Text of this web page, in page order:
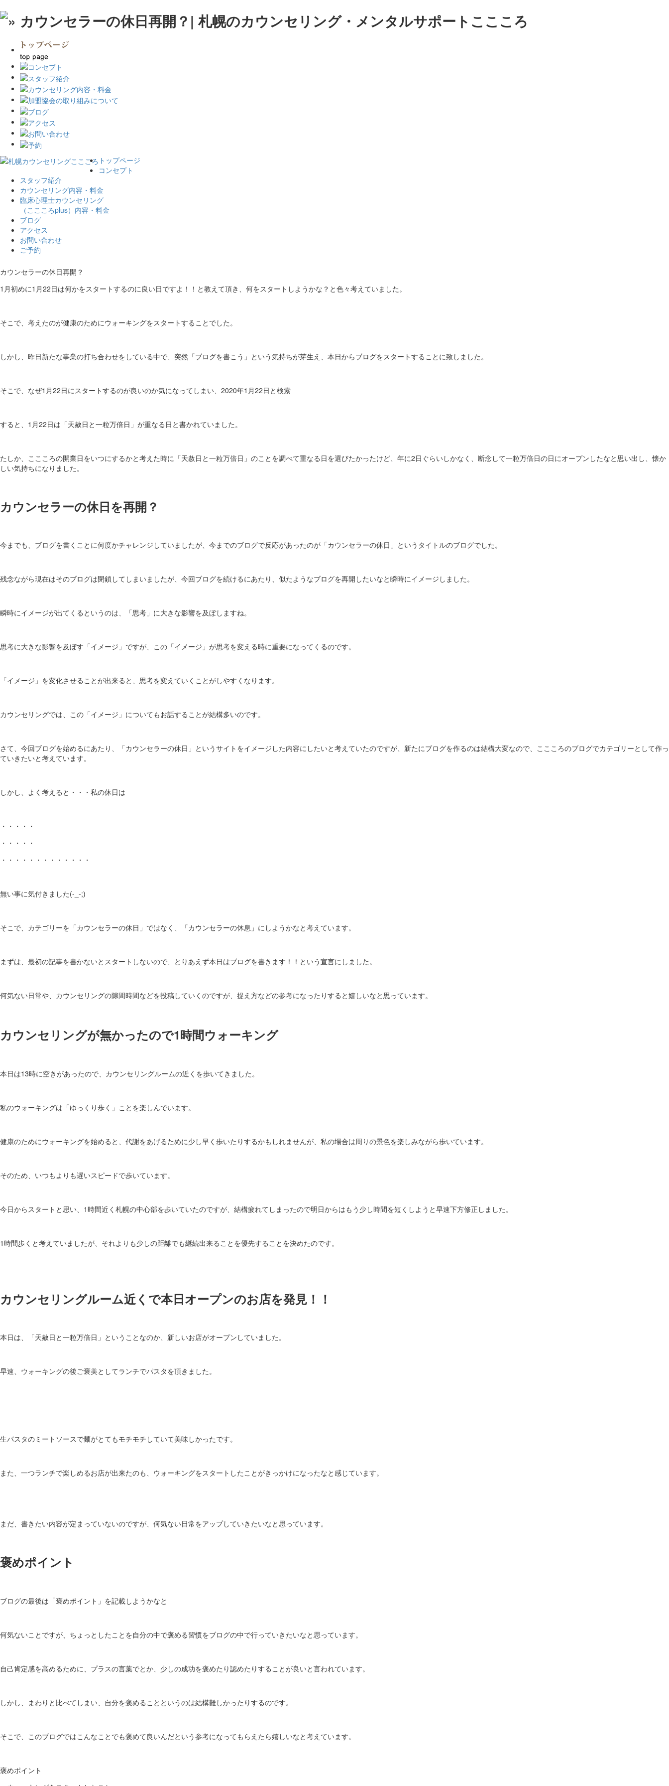
トップページ
コンセプト
スタッフ紹介
カウンセリング内容・料金
臨床心理士カウンセリング
（ここころplus）内容・料金
ブログ
アクセス
お問い合わせ
ご予約
カウンセラーの休日再開？
1月初めに1月22日は何かをスタートするのに良い日ですよ！！と教えて頂き、何をスタートしようかな？と色々考えていました。
そこで、考えたのが健康のためにウォーキングをスタートすることでした。
しかし、昨日新たな事業の打ち合わせをしている中で、突然「ブログを書こう」という気持ちが芽生え、本日からブログをスタートすることに致しました。
そこで、なぜ1月22日にスタートするのが良いのか気になってしまい、2020年1月22日と検索
すると、1月22日は「天赦日と一粒万倍日」が重なる日と書かれていました。
たしか、ここころの開業日をいつにするかと考えた時に「天赦日と一粒万倍日」のことを調べて重なる日を選びたかったけど、年に2日ぐらいしかなく、断念して一粒万倍日の日にオープンしたなと思い出し、懐か
しい気持ちになりました。
カウンセラーの休日を再開？
今までも、ブログを書くことに何度かチャレンジしていましたが、今までのブログで反応があったのが「カウンセラーの休日」というタイトルのブログでした。
残念ながら現在はそのブログは閉鎖してしまいましたが、今回ブログを続けるにあたり、似たようなブログを再開したいなと瞬時にイメージしました。
瞬時にイメージが出てくるというのは、「思考」に大きな影響を及ぼしますね。
思考に大きな影響を及ぼす「イメージ」ですが、この「イメージ」が思考を変える時に重要になってくるのです。
「イメージ」を変化させることが出来ると、思考を変えていくことがしやすくなります。
カウンセリングでは、この「イメージ」についてもお話することが結構多いのです。
さて、今回ブログを始めるにあたり、「カウンセラーの休日」というサイトをイメージした内容にしたいと考えていたのですが、新たにブログを作るのは結構大変なので、ここころのブログでカテゴリーとして作っ
ていきたいと考えています。
しかし、よく考えると・・・私の休日は
・・・・・
・・・・・
・・・・・・・・・・・・・
無い事に気付きました(-_-;)
そこで、カテゴリーを「カウンセラーの休日」ではなく、「カウンセラーの休息」にしようかなと考えています。
まずは、最初の記事を書かないとスタートしないので、とりあえず本日はブログを書きます！！という宣言にしました。
何気ない日常や、カウンセリングの隙間時間などを投稿していくのですが、捉え方などの参考になったりすると嬉しいなと思っています。
カウンセリングが無かったので1時間ウォーキング
本日は13時に空きがあったので、カウンセリングルームの近くを歩いてきました。
私のウォーキングは「ゆっくり歩く」ことを楽しんでいます。
健康のためにウォーキングを始めると、代謝をあげるために少し早く歩いたりするかもしれませんが、私の場合は周りの景色を楽しみながら歩いています。
そのため、いつもよりも遅いスピードで歩いています。
今日からスタートと思い、1時間近く札幌の中心部を歩いていたのですが、結構疲れてしまったので明日からはもう少し時間を短くしようと早速下方修正しました。
1時間歩くと考えていましたが、それよりも少しの距離でも継続出来ることを優先することを決めたのです。
カウンセリングルーム近くで本日オープンのお店を発見！！
本日は、「天赦日と一粒万倍日」ということなのか、新しいお店がオープンしていました。
早速、ウォーキングの後ご褒美としてランチでパスタを頂きました。
生パスタのミートソースで麺がとてもモチモチしていて美味しかったです。
また、一つランチで楽しめるお店が出来たのも、ウォーキングをスタートしたことがきっかけになったなと感じています。
まだ、書きたい内容が定まっていないのですが、何気ない日常をアップしていきたいなと思っています。
褒めポイント
ブログの最後は「褒めポイント」を記載しようかなと
何気ないことですが、ちょっとしたことを自分の中で褒める習慣をブログの中で行っていきたいなと思っています。
自己肯定感を高めるために、プラスの言葉でとか、少しの成功を褒めたり認めたりすることが良いと言われています。
しかし、まわりと比べてしまい、自分を褒めることというのは結構難しかったりするのです。
そこで、このブログではこんなことでも褒めて良いんだという参考になってもらえたら嬉しいなと考えています。
褒めポイント